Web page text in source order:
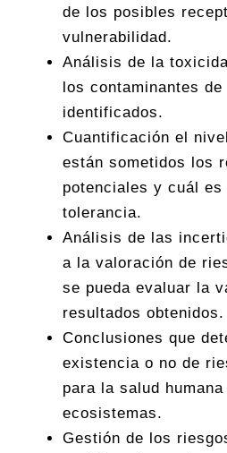
de los posibles
vulnerabilidad.
Análisis de la
los contaminantes
identificados.
Cuantificación el
están sometidos los
potenciales y cuál es
tolerancia.
Análisis de las
a la valoración de
se pueda evaluar la
resultados obtenidos.
Conclusiones que
existencia o no de
para la salud
ecosistemas.
Gestión de los